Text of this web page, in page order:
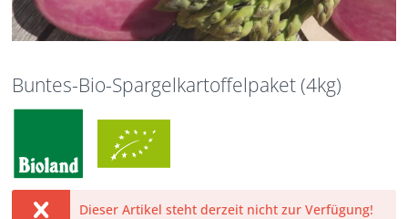
Buntes-Bio-Spargelkartoffelpaket (4kg)
Dieser Artikel steht derzeit nicht zur Verfügung!